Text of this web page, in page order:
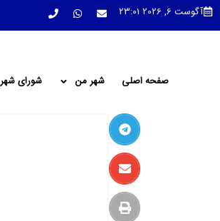
آگوست 6, 2026 23:01
صفحه اصلی شهر من شورای شهر